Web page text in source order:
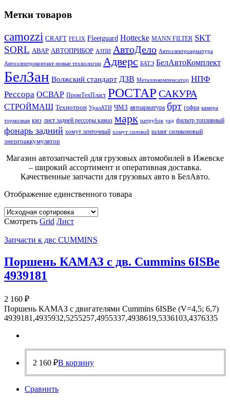
Метки товаров
camozzi CRAFT FELIX Fleetguard Hottecke MANN FILTER SKT
SORL АВАР АВТОПРИБОР АЗПИ АвтоДело Автоэлектроарматура
Автоэлектроконтакт-новые технологии Адверс БАТЭ БелАвтоКомплект
БелЗан Волжский стандарт ДЗВ Металлокомпенсатор НПФ
Рессора ОСВАР ПромТехПласт РОСТАР САКУРА
СТРОЙМАШ Технотрон УралАТИ ЧМЗ автоарматура брт гофра камера
тормозная кмз лист задней рессоры камаз марк патрубок укд фильтр топливный
фонарь задний хомут ленточный хомут силовой шланг силиконовый
энергоаккумулятор
Магазин автозапчастей для грузовых автомобилей в Ижевске
– широкий ассортимент и оперативная доставка.
Качественные запчасти для грузовых авто в БелАвто.
Отображение единственного товара
Смотреть Grid Лист
Запчасти к двс CUMMINS
Поршень КАМАЗ с дв. Cummins 6ISBe
4939181
2 160 ₽
Поршень КАМАЗ с двигателями Cummins 6ISBe (V=4,5; 6,7)
4939181,4935932,5255257,4955337,4938619,5336103,4376335
2 160 ₽В корзину
Сравнить